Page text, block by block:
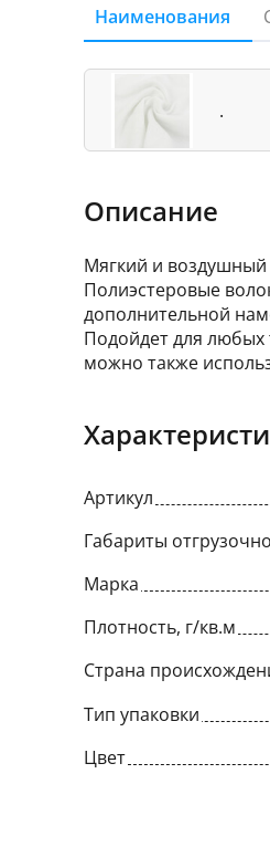
Наименования
.
Описание
Мягкий и воздушный
Полиэстеровые
дополнительной
Подойдет для любых
можно также
Артикул
Габариты
Марка
Плотность, г/кв.м
Страна
Тип упаковки
Цвет